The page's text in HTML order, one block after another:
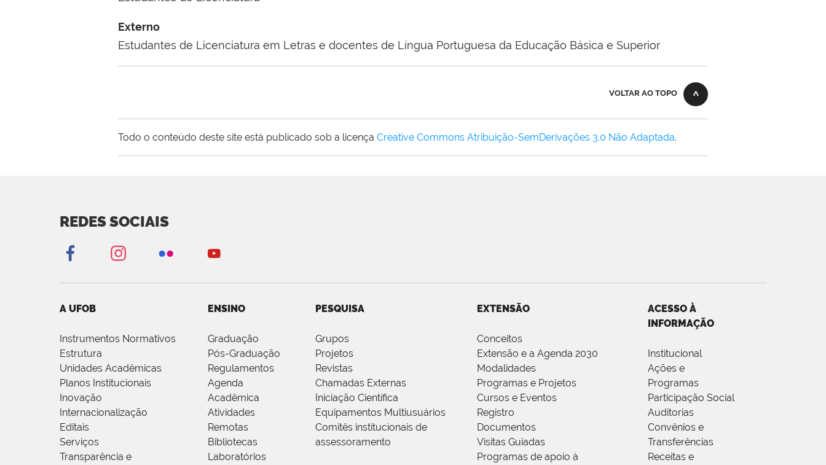
Externo
Estudantes de Licenciatura em Letras e docentes de Língua Portuguesa da Educação Básica e Superior
VOLTAR AO TOPO
Todo o conteúdo deste site está publicado sob a licença Creative Commons Atribuição-SemDerivações 3.0 Não Adaptada.
REDES SOCIAIS
A UFOB
Instrumentos Normativos
Estrutura
Unidades Acadêmicas
Planos Institucionais
Inovação
Internacionalização
Editais
Serviços
Transparência e
ENSINO
Graduação
Pós-Graduação
Regulamentos
Agenda
Acadêmica
Atividades
Remotas
Bibliotecas
Laboratórios
PESQUISA
Grupos
Projetos
Revistas
Chamadas Externas
Iniciação Científica
Equipamentos Multiusuários
Comitês institucionais de
assessoramento
EXTENSÃO
Conceitos
Extensão e a Agenda 2030
Modalidades
Programas e Projetos
Cursos e Eventos
Registro
Documentos
Visitas Guiadas
Programas de apoio à
ACESSO À
INFORMAÇÃO
Institucional
Ações e
Programas
Participação Social
Auditorias
Convênios e
Transferências
Receitas e